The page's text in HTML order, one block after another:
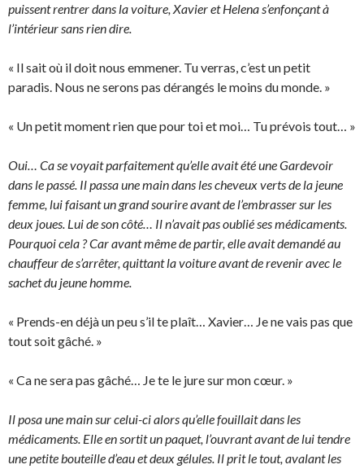
puissent rentrer dans la voiture, Xavier et Helena s’enfonçant à
l’intérieur sans rien dire.
« Il sait où il doit nous emmener. Tu verras, c’est un petit
paradis. Nous ne serons pas dérangés le moins du monde. »
« Un petit moment rien que pour toi et moi… Tu prévois tout… »
Oui… Ca se voyait parfaitement qu’elle avait été une Gardevoir
dans le passé. Il passa une main dans les cheveux verts de la jeune
femme, lui faisant un grand sourire avant de l’embrasser sur les
deux joues. Lui de son côté… Il n’avait pas oublié ses médicaments.
Pourquoi cela ? Car avant même de partir, elle avait demandé au
chauffeur de s’arrêter, quittant la voiture avant de revenir avec le
sachet du jeune homme.
« Prends-en déjà un peu s’il te plaît… Xavier… Je ne vais pas que
tout soit gâché. »
« Ca ne sera pas gâché… Je te le jure sur mon cœur. »
Il posa une main sur celui-ci alors qu’elle fouillait dans les
médicaments. Elle en sortit un paquet, l’ouvrant avant de lui tendre
une petite bouteille d’eau et deux gélules. Il prit le tout, avalant les